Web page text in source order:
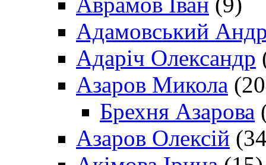
Адамовський
Адаріч Олександр
Азаров Микола
Брехня Азарова
Азаров Олексій